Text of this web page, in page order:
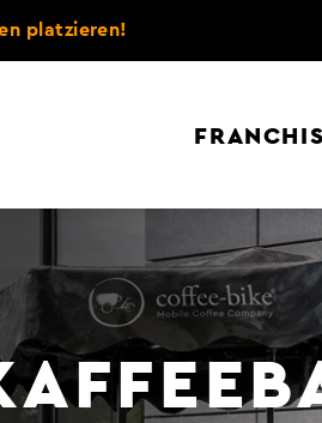
platzieren!